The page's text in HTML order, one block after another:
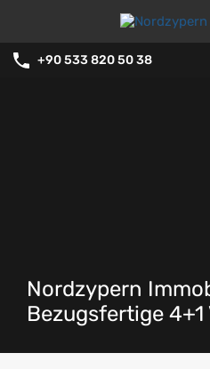
+90 533 820 50 38
Nordzypern
Bezugsfertige